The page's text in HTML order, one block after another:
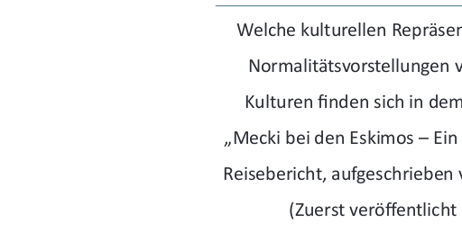
Welche kulturellen
Normalitätsvorstellungen
Kulturen finden sich in
„Mecki bei den Eskimos –
Reisebericht, aufgeschrieben
(Zuerst veröffentlicht